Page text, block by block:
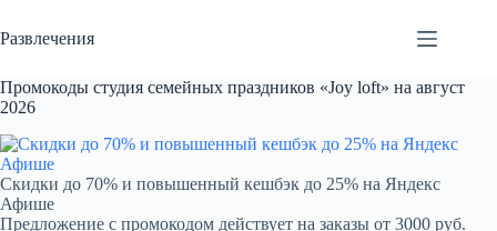
к
сути
Развлечения
Промокоды студия семейных праздников «Joy loft» на август
2026
Скидки до 70% и повышенный кешбэк до 25% на Яндекс
Афише
Предложение с промокодом действует на заказы от 3000 руб.